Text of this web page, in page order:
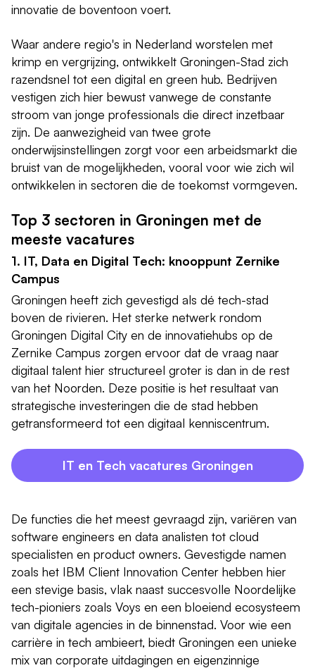
innovatie de boventoon voert.
Waar andere regio's in Nederland worstelen met
krimp en vergrijzing, ontwikkelt Groningen-Stad zich
razendsnel tot een digital en green hub. Bedrijven
vestigen zich hier bewust vanwege de constante
stroom van jonge professionals die direct inzetbaar
zijn. De aanwezigheid van twee grote
onderwijsinstellingen zorgt voor een arbeidsmarkt die
bruist van de mogelijkheden, vooral voor wie zich wil
ontwikkelen in sectoren die de toekomst vormgeven.
Top 3 sectoren in Groningen met de
meeste vacatures
1. IT, Data en Digital Tech: knooppunt Zernike
Campus
Groningen heeft zich gevestigd als dé tech-stad
boven de rivieren. Het sterke netwerk rondom
Groningen Digital City en de innovatiehubs op de
Zernike Campus zorgen ervoor dat de vraag naar
digitaal talent hier structureel groter is dan in de rest
van het Noorden. Deze positie is het resultaat van
strategische investeringen die de stad hebben
getransformeerd tot een digitaal kenniscentrum.
IT en Tech vacatures Groningen
De functies die het meest gevraagd zijn, variëren van
software engineers en data analisten tot cloud
specialisten en product owners. Gevestigde namen
zoals het IBM Client Innovation Center hebben hier
een stevige basis, vlak naast succesvolle Noordelijke
tech-pioniers zoals Voys en een bloeiend ecosysteem
van digitale agencies in de binnenstad. Voor wie een
carrière in tech ambieert, biedt Groningen een unieke
mix van corporate uitdagingen en eigenzinnige